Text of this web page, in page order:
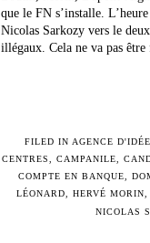
que le FN s’installe.
Nicolas Sarkozy vers le
illégaux. Cela ne va pas
FILED IN AGENCE
CENTRES
CAMPANILE
COMPTE EN BANQUE
LÉONARD
HERVÉ MORIN
NICOLAS